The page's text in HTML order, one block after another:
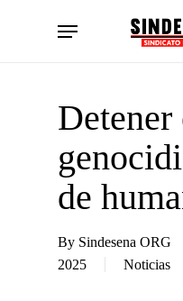
Menu
Detener
de
By Sindesena ORG
2025
Noticias